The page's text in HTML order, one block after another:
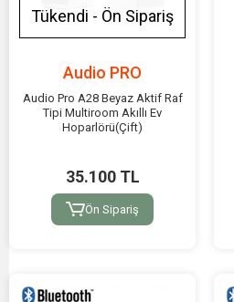
Tükendi - Ön Sipariş
Audio PRO
Audio Pro A28 Beyaz Aktif Raf
Tipi Multiroom Akıllı Ev
Hoparlörü(Çift)
35.100 TL
Ön Sipariş